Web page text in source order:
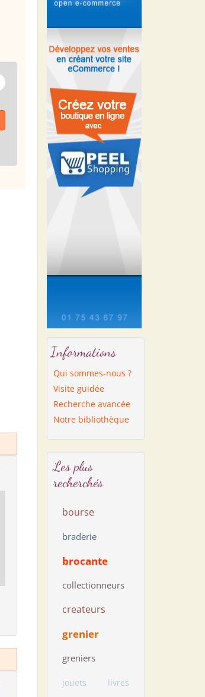
Informations
Qui sommes-nous ?
Visite guidée
Recherche avancée
Notre bibliothèque
Les plus
recherchés
bourse
braderie
brocante
collectionneurs
createurs
grenier
greniers
jouets livres